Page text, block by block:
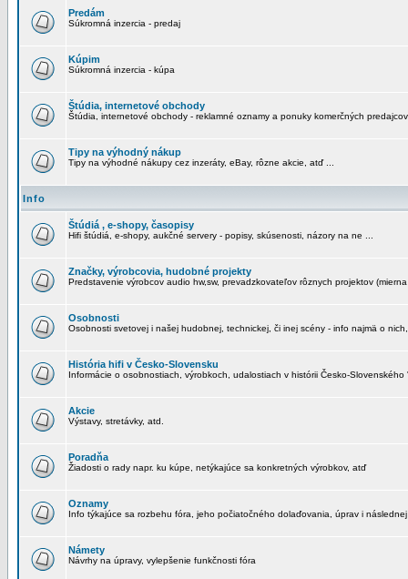
Predám
Súkromná inzercia - predaj
Kúpim
Súkromná inzercia - kúpa
Štúdia, internetové obchody
Štúdia, internetové obchody - reklamné oznamy a ponuky komerčných predajcov
Tipy na výhodný nákup
Tipy na výhodné nákupy cez inzeráty, eBay, rôzne akcie, atď ...
Info
Štúdiá , e-shopy, časopisy
Hifi štúdiá, e-shopy, aukčné servery - popisy, skúsenosti, názory na ne ...
Značky, výrobcovia, hudobné projekty
Predstavenie výrobcov audio hw,sw, prevadzkovateľov rôznych projektov
Osobnosti
Osobnosti svetovej i našej hudobnej, technickej, či inej scény - info najmä o
História hifi v Česko-Slovensku
Informácie o osobnostiach, výrobkoch, udalostiach v histórii Česko-Slovenského
Akcie
Výstavy, stretávky, atd.
Poradňa
Žiadosti o rady napr. ku kúpe, netýkajúce sa konkretných výrobkov, atď
Oznamy
Info týkajúce sa rozbehu fóra, jeho počiatočného dolaďovania, úprav i
Námety
Návrhy na úpravy, vylepšenie funkčnosti fóra